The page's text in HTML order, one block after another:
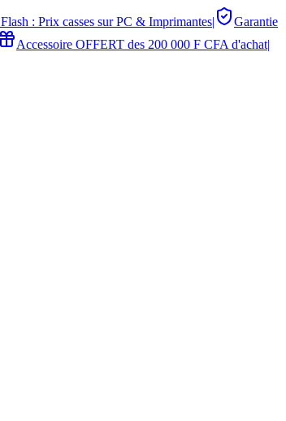
: Prix casses sur PC & Imprimantes|
Garantie
Accessoire OFFERT des 200 000 F CFA d'achat|